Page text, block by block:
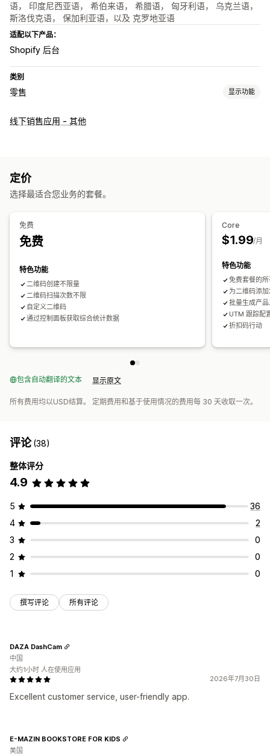
语， 印度尼西亚语， 希伯来语， 希腊语， 匈牙利语， 乌克兰语，
斯洛伐克语， 保加利亚语，以及 克罗地亚语
适配以下产品：
Shopify 后台
类别
零售 显示功能
POS
线下销售应用 - 其他
定价
选择最适合您业务的套餐。
免费
免费
特色功能
二维码创建不限量
二维码扫描次数不限
自定义二维码
通过控制面板获取综合统计数据
Core
$1.99/月
特色功能
免费套餐的
为二维码添
批量生成产
UTM 跟踪配
折扣码行动
包含自动翻译的文本 显示原文
所有费用均以USD结算。 定期费用和基于使用情况的费用每 30 天收取一次。
评论(38)
整体评分
4.9
5
36
4
2
3
0
2
0
1
0
撰写评论 所有评论
2026年7月30日
Excellent customer service, user-friendly app.
DAZA DashCam
中国
大约1小时 人在使用应用
E-MAZIN BOOKSTORE FOR KIDS
美国